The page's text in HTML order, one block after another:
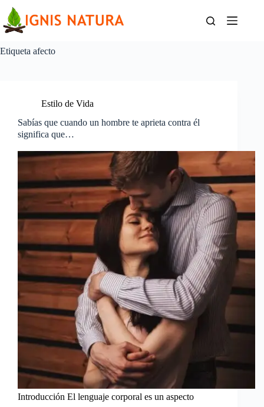
contenido
Etiqueta afecto
Estilo de Vida
Sabías que cuando un hombre te aprieta contra él
significa que…
Introducción El lenguaje corporal es un aspecto